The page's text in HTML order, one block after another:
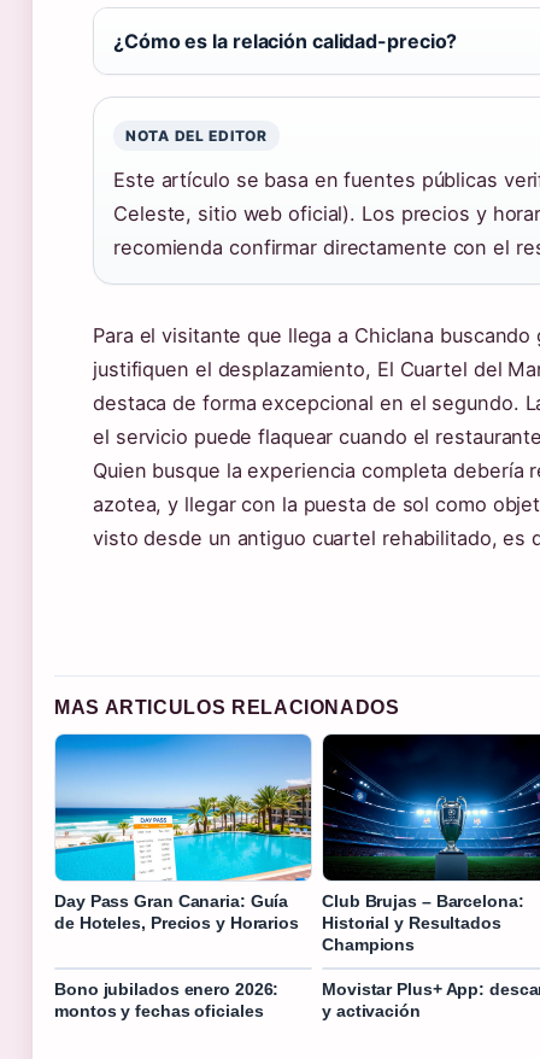
¿Cómo es la relación calidad-precio?
NOTA DEL EDITOR
Este artículo se basa en fuentes públicas
Celeste, sitio web oficial). Los precios y
recomienda confirmar directamente con el
Para el visitante que llega a Chiclana
justifiquen el desplazamiento, El Cuartel del
destaca de forma excepcional en el segundo.
el servicio puede flaquear cuando el
Quien busque la experiencia completa debería
azotea, y llegar con la puesta de sol como
visto desde un antiguo cuartel rehabilitado, es
MAS ARTICULOS RELACIONADOS
Day Pass Gran Canaria: Guía
de Hoteles, Precios y Horarios
Club Brujas – Barcelona:
Historial y Resultados
Champions
Bono jubilados enero 2026:
montos y fechas oficiales
Movistar Plus+ App:
y activación